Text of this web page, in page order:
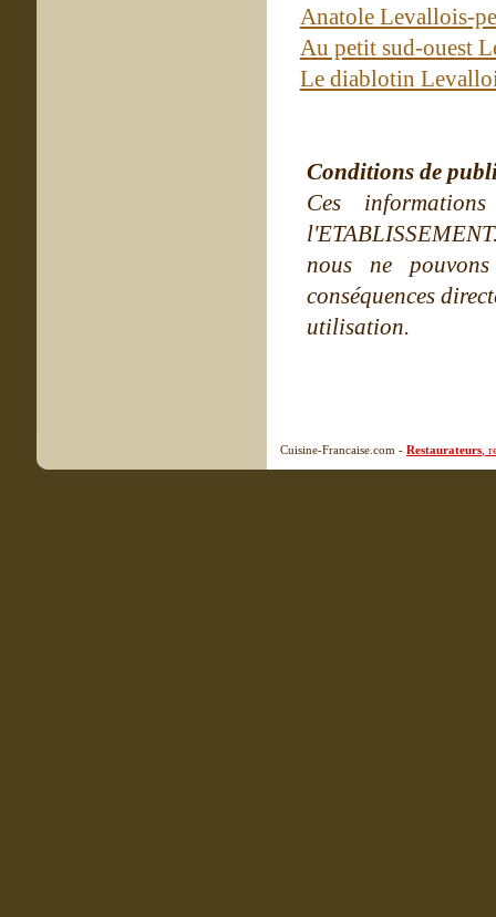
Anatole Levallois-
Au petit sud-ouest
Le diablotin
Conditions de
Ces
nous ne
conséquences
utilisation.
Cuisine-Francaise.com - Restaurateurs ,